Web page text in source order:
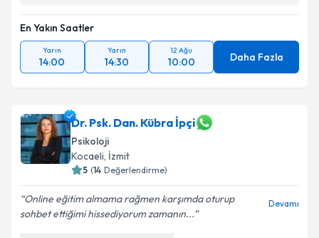
En Yakın Saatler
Yarın
14:00
Yarın
14:30
12 Ağu
10:00 Daha Fazla
Dr. Psk. Dan. Kübra İpçi
Psikoloji
Kocaeli, İzmit
5 (14 Değerlendirme)
Online eğitim almama rağmen karşımda oturup
sohbet ettiğimi hissediyorum zamanın...
Devamı